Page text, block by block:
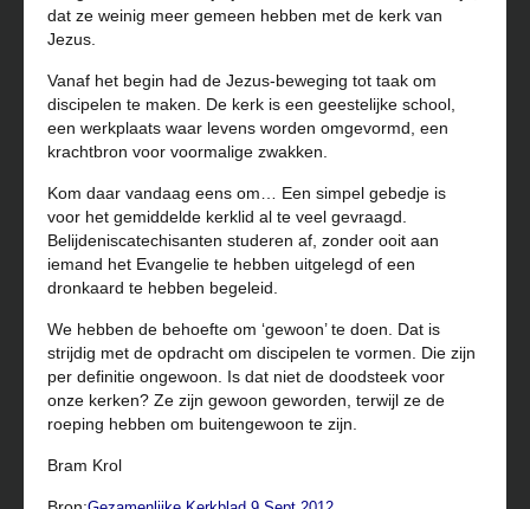
dat ze weinig meer gemeen hebben met de kerk van
Jezus.
Vanaf het begin had de Jezus-beweging tot taak om
discipelen te maken. De kerk is een geestelijke school,
een werkplaats waar levens worden omgevormd, een
krachtbron voor voormalige zwakken.
Kom daar vandaag eens om… Een simpel gebedje is
voor het gemiddelde kerklid al te veel gevraagd.
Belijdeniscatechisanten studeren af, zonder ooit aan
iemand het Evangelie te hebben uitgelegd of een
dronkaard te hebben begeleid.
We hebben de behoefte om ‘gewoon’ te doen. Dat is
strijdig met de opdracht om discipelen te vormen. Die zijn
per definitie ongewoon. Is dat niet de doodsteek voor
onze kerken? Ze zijn gewoon geworden, terwijl ze de
roeping hebben om buitengewoon te zijn.
Bram Krol